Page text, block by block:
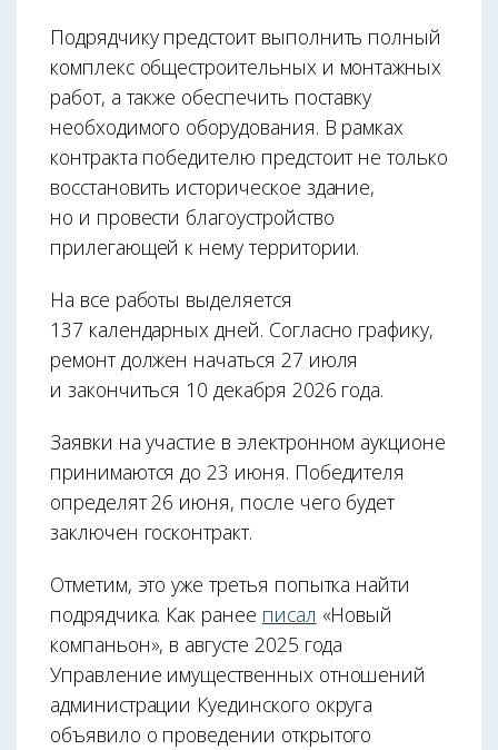
Подрядчику предстоит выполнить полный
комплекс общестроительных и монтажных
работ, а также обеспечить поставку
необходимого оборудования. В рамках
контракта победителю предстоит не только
восстановить историческое здание,
но и провести благоустройство
прилегающей к нему территории.
На все работы выделяется
137 календарных дней. Согласно графику,
ремонт должен начаться 27 июля
и закончиться 10 декабря 2026 года.
Заявки на участие в электронном аукционе
принимаются до 23 июня. Победителя
определят 26 июня, после чего будет
заключен госконтракт.
Отметим, это уже третья попытка найти
подрядчика. Как ранее писал «Новый
компаньон», в августе 2025 года
Управление имущественных отношений
администрации Куединского округа
объявило о проведении открытого